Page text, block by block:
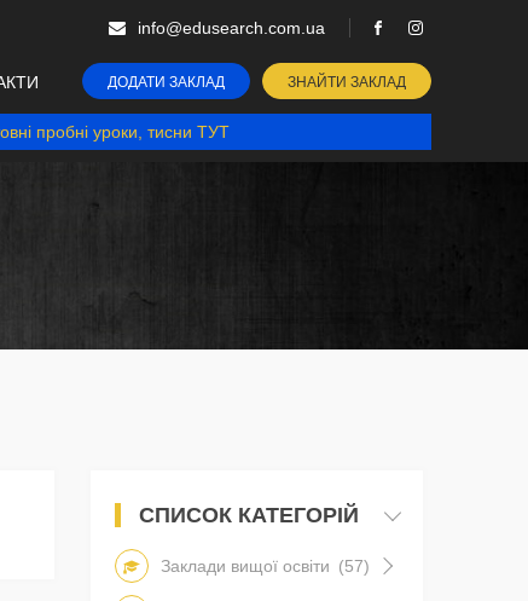
info@edusearch.com.ua
ДОДАТИ ЗАКЛАД ЗНАЙТИ ЗАКЛАД
пробні уроки, тисни ТУТ
СПИСОК КАТЕГОРІЙ
Заклади вищої освіти (57)